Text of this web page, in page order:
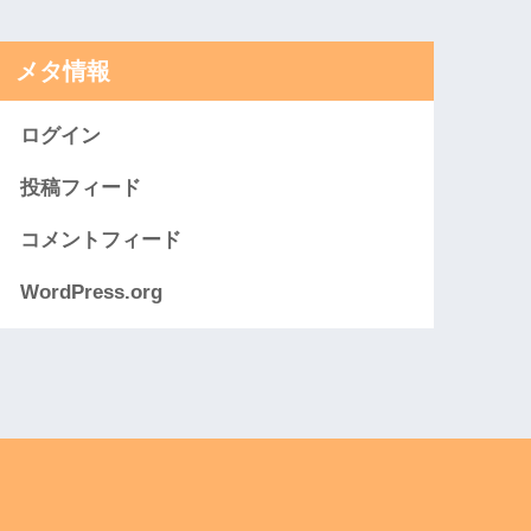
メタ情報
ログイン
投稿フィード
コメントフィード
WordPress.org